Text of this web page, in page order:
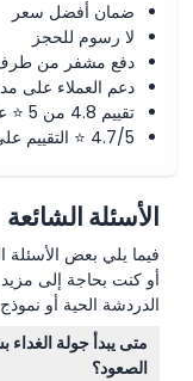
ضمان أفضل سعر
لا رسوم للحجز
دفع مشفر من
دعم العملاء على
تقييم 4.8 من 5 ⭐ على ترستبايلوت
4.7/5 ⭐ التقييم على جوجل
الأسئلة الشائعة
فيما يلي بعض الأسئلة
أو كنت بحاجة إلى
الدردشة الحية أو
متى يبدأ جولة
الصعود؟